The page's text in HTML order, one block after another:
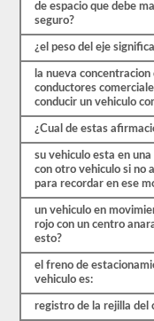
controladores
CDL
Kentucky
2026,
pero
puede
ser
confuso
hay
mucha
información
libro.
Nuestras
pruebas
de
práctica
eliminan
el
estrés
de espacio que debe
seguro?
¿el peso del eje
la nueva
conductores
conducir un vehiculo
¿Cual de estas
su vehiculo esta en
con otro vehiculo si no
para recordar en ese
un vehiculo en
rojo con un centro
esto?
el freno de
vehiculo es:
registro de la rejilla del